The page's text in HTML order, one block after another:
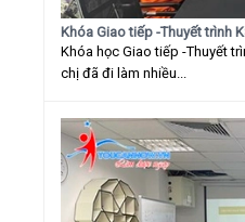
Khóa Giao tiếp -Thuyết trình
Khóa học Giao tiếp -Thuyết
chị đã đi làm nhiều...